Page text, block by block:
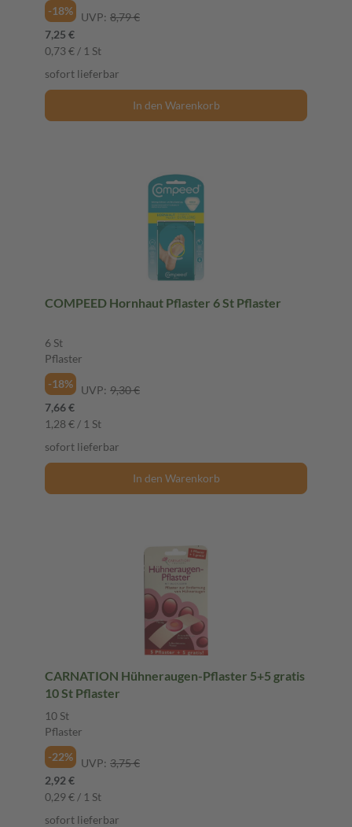
-18% UVP: 8,79 €
7,25 €
0,73 € / 1 St
sofort lieferbar
In den Warenkorb
COMPEED Hornhaut Pflaster 6 St Pflaster
6 St
Pflaster
-18%
UVP: 9,30 €
7,66 €
1,28 € / 1 St
sofort lieferbar
In den Warenkorb
CARNATION Hühneraugen-Pflaster 5+5 gratis
10 St Pflaster
10 St
Pflaster
-22%
UVP: 3,75 €
2,92 €
0,29 € / 1 St
sofort lieferbar